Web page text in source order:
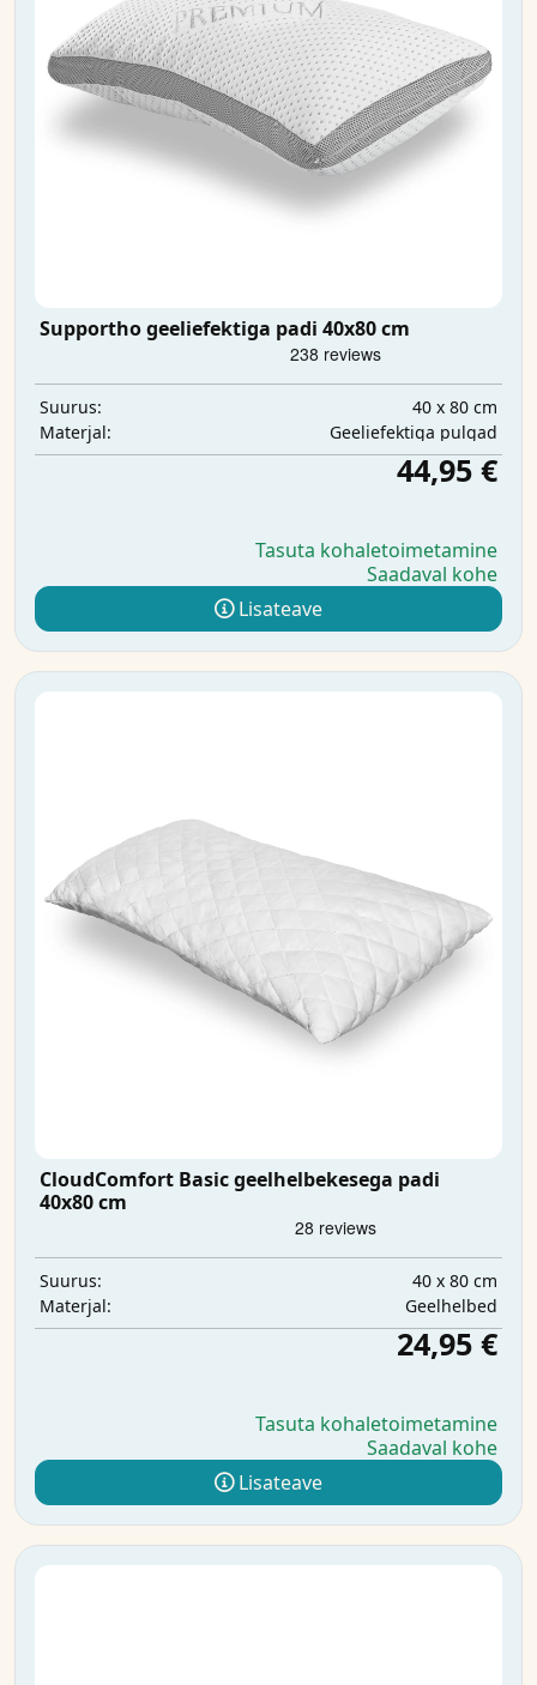
Supportho geeliefektiga padi 40x80 cm
Suurus:
40 x 80 cm
Materjal:
Geeliefektiga pulgad
44,95 €
Tasuta kohaletoimetamine
Saadaval kohe
Lisateave
CloudComfort Basic geelhelbekesega padi
40x80 cm
Suurus:
40 x 80 cm
Materjal:
Geelhelbed
24,95 €
Tasuta kohaletoimetamine
Saadaval kohe
Lisateave